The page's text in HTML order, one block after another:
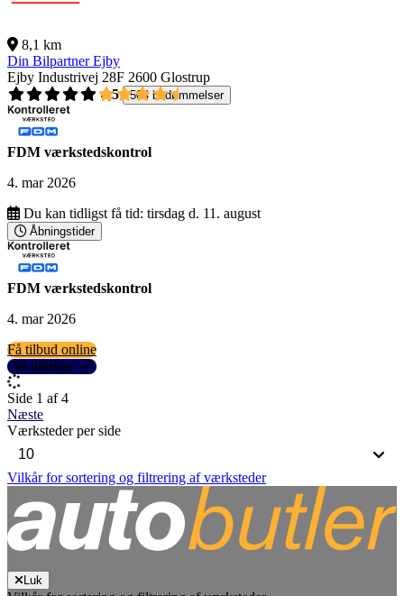
8,1 km
Din Bilpartner Ejby
Ejby Industrivej 28F 2600 Glostrup
4,5
504 bedømmelser
FDM værkstedskontrol
4. mar 2026
Du kan tidligst få tid: tirsdag d. 11. august
Åbningstider
FDM værkstedskontrol
4. mar 2026
Få tilbud online
Se detaljer
Side 1 af 4
Næste
Værksteder per side
Vilkår for sortering og filtrering af værksteder
Luk